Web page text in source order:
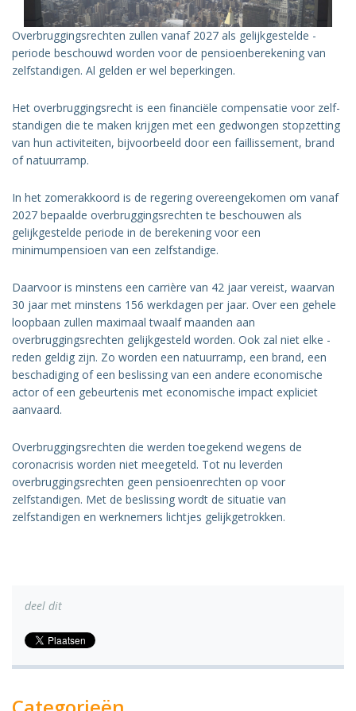
Overbruggings­rechten zullen vanaf 2027 als gelijkgestelde ­
periode beschouwd worden voor de pensioenberekening van
zelfstandigen. Al gelden er wel beperkingen.
Het overbruggingsrecht is een ­financiële compensatie voor zelf­
standigen die te maken krijgen met een gedwongen stopzetting
van hun activiteiten, bijvoorbeeld door een faillissement, brand
of natuurramp.
In het zomerakkoord is de ­regering overeengekomen om vanaf
2027 ­bepaalde overbruggingsrechten te beschouwen als
gelijkgestelde periode in de berekening voor een
minimumpensioen van een zelf­standige.
Daarvoor is minstens een carrière van 42 jaar vereist, waarvan
30 jaar met minstens 156 werkdagen per jaar. Over een gehele
loopbaan zullen maximaal twaalf maanden aan
overbruggingsrechten gelijkgesteld ­worden. Ook zal niet elke ­
reden ­geldig zijn. Zo worden een natuurramp, een brand, een
beschadiging of een beslissing van een andere econo­mische
actor of een gebeurtenis met economische impact expliciet
aanvaard.
Overbruggingsrechten die werden toegekend wegens de
corona­crisis worden niet meegeteld. Tot nu leverden
overbruggingsrechten geen pensioenrechten op voor
zelfstandigen. Met de beslissing wordt de situatie van
zelfstandigen en werknemers lichtjes gelijk­getrokken.
deel dit